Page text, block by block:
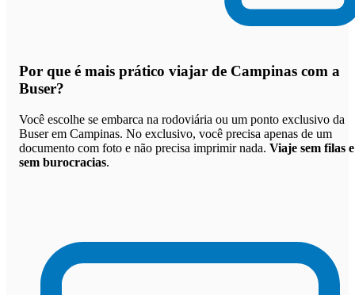
Por que é mais prático viajar de Campinas com a
Buser?
Você escolhe se embarca na rodoviária ou um ponto exclusivo da
Buser em Campinas. No exclusivo, você precisa apenas de um
documento com foto e não precisa imprimir nada. Viaje sem filas e
sem burocracias.